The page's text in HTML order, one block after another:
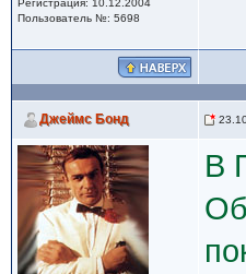
Регистрация: 10.12.2004
Пользователь №: 5698
Джеймс Бонд
В